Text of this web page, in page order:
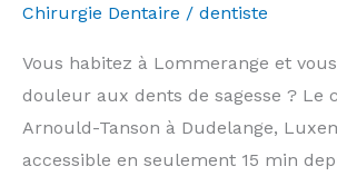
Arnould-
Tanson
Practice
Luxembourg
Chirurgie Dentaire / dentiste
Vous habitez à Lommerange et
douleur aux dents de sagesse ? Le
Arnould-Tanson à Dudelange,
accessible en seulement 15 min